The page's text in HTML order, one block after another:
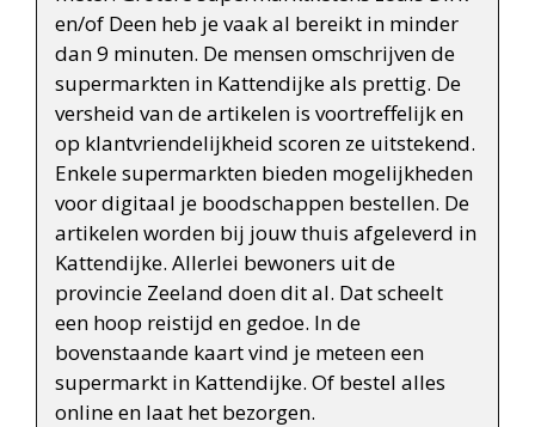
en/of Deen heb je vaak al bereikt in minder
dan 9 minuten. De mensen omschrijven de
supermarkten in Kattendijke als prettig. De
versheid van de artikelen is voortreffelijk en
op klantvriendelijkheid scoren ze uitstekend.
Enkele supermarkten bieden mogelijkheden
voor digitaal je boodschappen bestellen. De
artikelen worden bij jouw thuis afgeleverd in
Kattendijke. Allerlei bewoners uit de
provincie Zeeland doen dit al. Dat scheelt
een hoop reistijd en gedoe. In de
bovenstaande kaart vind je meteen een
supermarkt in Kattendijke. Of bestel alles
online en laat het bezorgen.